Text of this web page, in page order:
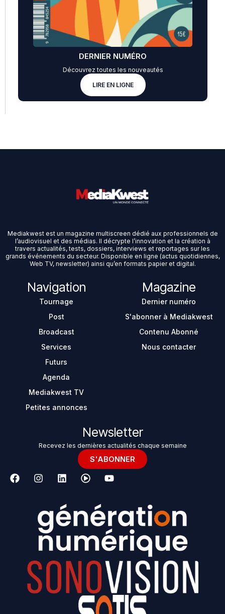
DERNIER NUMÉRO
Découvrez toutes les nouveautés
LIRE EN LIGNE
Mediakwest est un magazine multiscreen dédié aux professionnels de
l’audiovisuel et des médias. Il décrypte l’innovation et la création à
travers actualités, tests, dossiers, interviews et reportages sur les
grands événements du secteur. Disponible en ligne (actus quotidiennes,
Web TV, newsletter) ainsi qu’en formats papier et digital.
Navigation
Tournage
Post
Broadcast
Services
Futurs
Agenda
Mediakwest TV
Petites annonces
Magazine
Dernier numéro
S'abonner à Mediakwest
Contenu Abonné
Nous contacter
Newsletter
Recevez les dernières actualités chaque semaine
S'ABONNER